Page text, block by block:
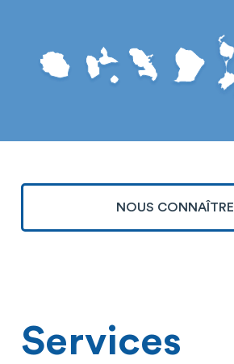
NOUS CONNAÎTRE
Services